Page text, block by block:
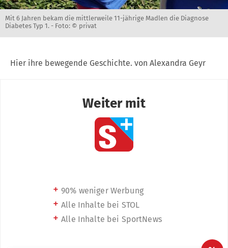
Mit 6 Jahren bekam die mittlerweile 11-jährige Madlen die Diagnose
Diabetes Typ 1. - Foto: © privat
Hier ihre bewegende Geschichte. von Alexandra Geyr